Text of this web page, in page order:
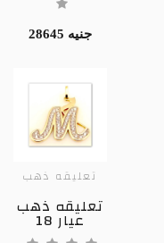
28645 جنيه
تعليقه ذهب
تعليقه ذهب
عيار 18